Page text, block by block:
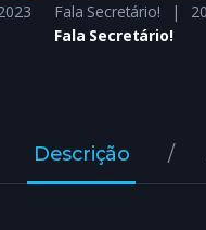
Fala Secretário!
Fala Secretário!
Descrição